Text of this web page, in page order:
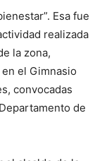
Esa fue
realizada
la zona,
el Gimnasio
convocadas
de